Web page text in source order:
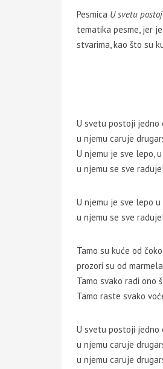
Pesmica U svetu
tematika pesme, jer
stvarima, kao što su
U svetu postoji jedno
u njemu caruje
U njemu je sve lepo,
u njemu se sve raduje!
U njemu je sve lepo
u njemu se sve raduje!
Tamo su kuće od
prozori su od
Tamo svako radi ono
Tamo raste svako
U svetu postoji jedno
u njemu caruje
u njemu caruje